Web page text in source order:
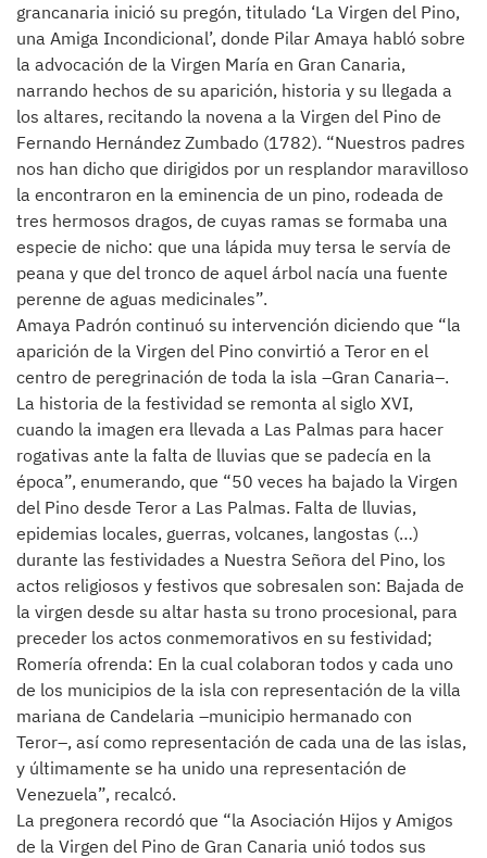
grancanaria inició su pregón, titulado ‘La Virgen del Pino,
una Amiga Incondicional’, donde Pilar Amaya habló sobre
la advocación de la Virgen María en Gran Canaria,
narrando hechos de su aparición, historia y su llegada a
los altares, recitando la novena a la Virgen del Pino de
Fernando Hernández Zumbado (1782). “Nuestros padres
nos han dicho que dirigidos por un resplandor maravilloso
la encontraron en la eminencia de un pino, rodeada de
tres hermosos dragos, de cuyas ramas se formaba una
especie de nicho: que una lápida muy tersa le servía de
peana y que del tronco de aquel árbol nacía una fuente
perenne de aguas medicinales”.
Amaya Padrón continuó su intervención diciendo que “la
aparición de la Virgen del Pino convirtió a Teror en el
centro de peregrinación de toda la isla –Gran Canaria–.
La historia de la festividad se remonta al siglo XVI,
cuando la imagen era llevada a Las Palmas para hacer
rogativas ante la falta de lluvias que se padecía en la
época”, enumerando, que “50 veces ha bajado la Virgen
del Pino desde Teror a Las Palmas. Falta de lluvias,
epidemias locales, guerras, volcanes, langostas (…)
durante las festividades a Nuestra Señora del Pino, los
actos religiosos y festivos que sobresalen son: Bajada de
la virgen desde su altar hasta su trono procesional, para
preceder los actos conmemorativos en su festividad;
Romería ofrenda: En la cual colaboran todos y cada uno
de los municipios de la isla con representación de la villa
mariana de Candelaria –municipio hermanado con
Teror–, así como representación de cada una de las islas,
y últimamente se ha unido una representación de
Venezuela”, recalcó.
La pregonera recordó que “la Asociación Hijos y Amigos
de la Virgen del Pino de Gran Canaria unió todos sus